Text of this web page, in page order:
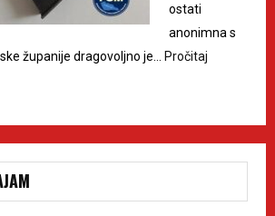
ostati
anonimna s
županije dragovoljno je…
Pročitaj